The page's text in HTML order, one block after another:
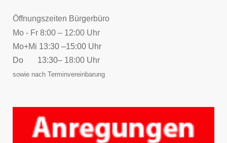
Öffnungszeiten Bürgerbüro
Mo - Fr 8:00 – 12:00 Uhr
Mo+Mi 13:30 –15:00 Uhr
Do 13:30– 18:00 Uhr
sowie nach Terminvereinbarung